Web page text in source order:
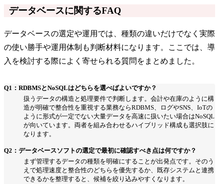
データベースに関するFAQ
データベースの選定や運用では、種類の違いだけでなく実際
の使い勝手や運用体制も判断材料になります。ここでは、導
入を検討する際によく寄せられる質問をまとめました。
Q1：RDBMSとNoSQLはどちらを選べばよいですか？
扱うデータの構造と処理要件で判断します。会計や在庫のように構
造が明確で整合性を重視する業務ならRDBMS、ログやSNS、IoTの
ように形式が一定でない大量データを高速に扱いたい場合はNoSQL
が向いています。両者を組み合わせるハイブリッド構成も選択肢に
なります。
Q2：データベースソフトの選定で最初に確認すべき点は何ですか？
まず管理するデータの種類を明確にすることが出発点です。そのう
えで処理速度と整合性のどちらを優先するか、既存システムと連携
できるかを整理すると、候補を絞り込みやすくなります。